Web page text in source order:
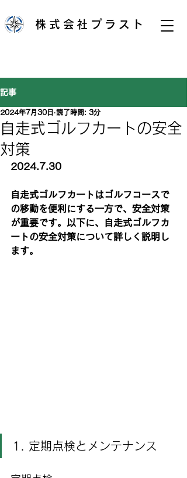
株式会社プラスト
記事
自走式ゴルフカートの安全
対策
2024年7月30日 読了時間: 3分
2024.7.30
自走式ゴルフカートはゴルフコースで
の移動を便利にする一方で、安全対策
が重要です。以下に、自走式ゴルフカ
ートの安全対策について詳しく説明し
ます。
1. 定期点検とメンテナンス